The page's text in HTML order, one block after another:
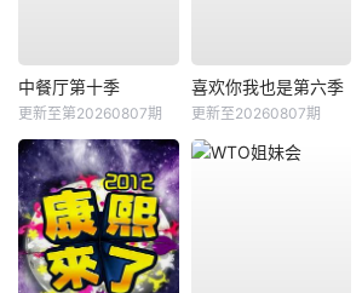
中餐厅第十季
更新至第20260807期
喜欢你我也是第六季
更新至20260807期